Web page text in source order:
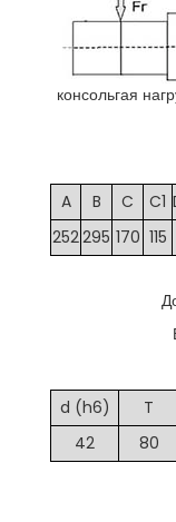
консольгая
A B C C1
252295 170 115
d (h6) T
42
80